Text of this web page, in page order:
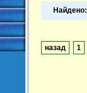
Найдено:
назад 1